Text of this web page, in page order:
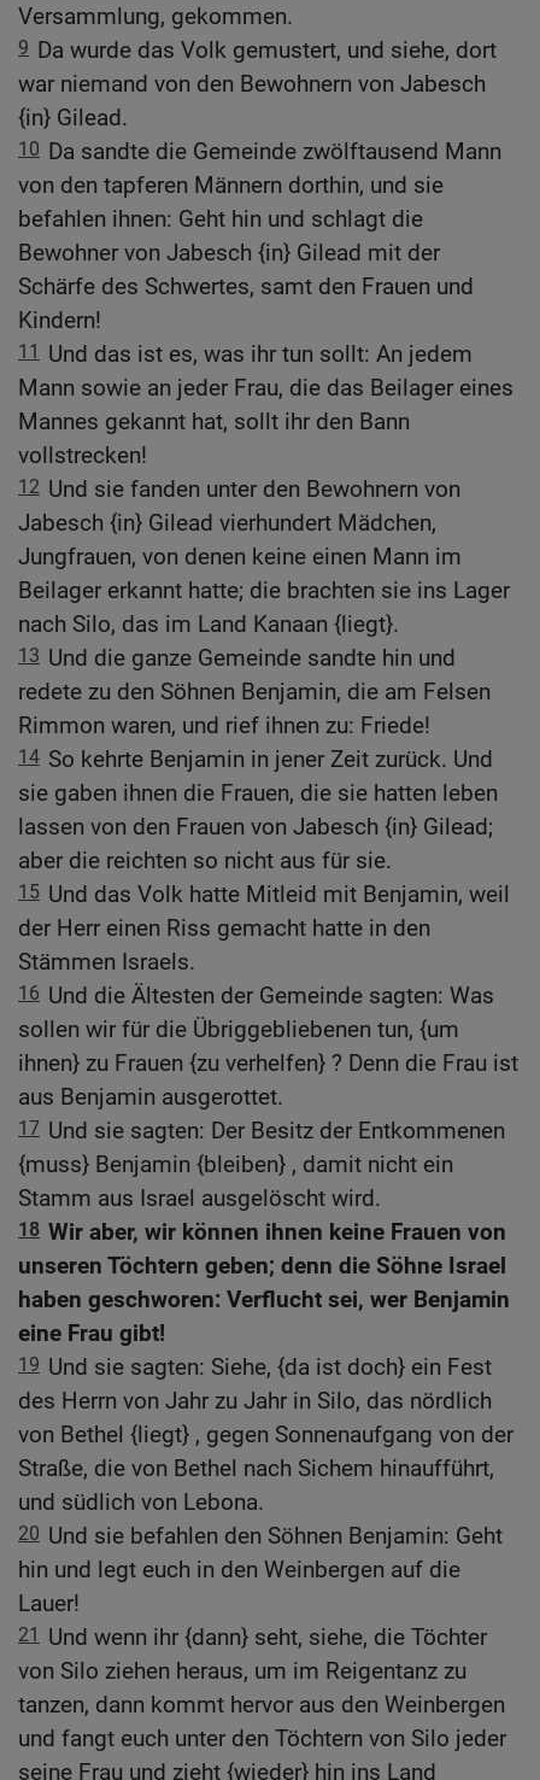
Versammlung, gekommen.
9 Da wurde das Volk gemustert, und siehe, dort
war niemand von den Bewohnern von Jabesch
{in} Gilead.
10 Da sandte die Gemeinde zwölftausend Mann
von den tapferen Männern dorthin, und sie
befahlen ihnen: Geht hin und schlagt die
Bewohner von Jabesch {in} Gilead mit der
Schärfe des Schwertes, samt den Frauen und
Kindern!
11 Und das ist es, was ihr tun sollt: An jedem
Mann sowie an jeder Frau, die das Beilager eines
Mannes gekannt hat, sollt ihr den Bann
vollstrecken!
12 Und sie fanden unter den Bewohnern von
Jabesch {in} Gilead vierhundert Mädchen,
Jungfrauen, von denen keine einen Mann im
Beilager erkannt hatte; die brachten sie ins Lager
nach Silo, das im Land Kanaan {liegt}.
13 Und die ganze Gemeinde sandte hin und
redete zu den Söhnen Benjamin, die am Felsen
Rimmon waren, und rief ihnen zu: Friede!
14 So kehrte Benjamin in jener Zeit zurück. Und
sie gaben ihnen die Frauen, die sie hatten leben
lassen von den Frauen von Jabesch {in} Gilead;
aber die reichten so nicht aus für sie.
15 Und das Volk hatte Mitleid mit Benjamin, weil
der Herr einen Riss gemacht hatte in den
Stämmen Israels.
16 Und die Ältesten der Gemeinde sagten: Was
sollen wir für die Übriggebliebenen tun, {um
ihnen} zu Frauen {zu verhelfen} ? Denn die Frau ist
aus Benjamin ausgerottet.
17 Und sie sagten: Der Besitz der Entkommenen
{muss} Benjamin {bleiben} , damit nicht ein
Stamm aus Israel ausgelöscht wird.
18 Wir aber, wir können ihnen keine Frauen von
unseren Töchtern geben; denn die Söhne Israel
haben geschworen: Verflucht sei, wer Benjamin
eine Frau gibt!
19 Und sie sagten: Siehe, {da ist doch} ein Fest
des Herrn von Jahr zu Jahr in Silo, das nördlich
von Bethel {liegt} , gegen Sonnenaufgang von der
Straße, die von Bethel nach Sichem hinaufführt,
und südlich von Lebona.
20 Und sie befahlen den Söhnen Benjamin: Geht
hin und legt euch in den Weinbergen auf die
Lauer!
21 Und wenn ihr {dann} seht, siehe, die Töchter
von Silo ziehen heraus, um im Reigentanz zu
tanzen, dann kommt hervor aus den Weinbergen
und fangt euch unter den Töchtern von Silo jeder
seine Frau und zieht {wieder} hin ins Land